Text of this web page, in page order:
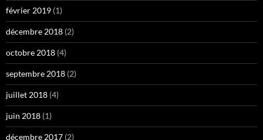
février 2019 (1)
décembre 2018 (2)
octobre 2018 (4)
septembre 2018 (2)
juillet 2018 (4)
juin 2018 (1)
décembre 2017 (2)